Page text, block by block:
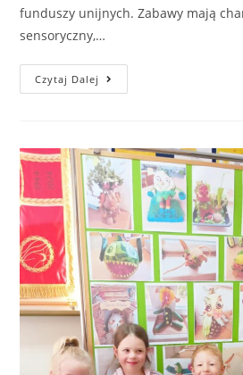
funduszy unijnych. Zabawy mają
sensoryczny,…
Czytaj Dalej